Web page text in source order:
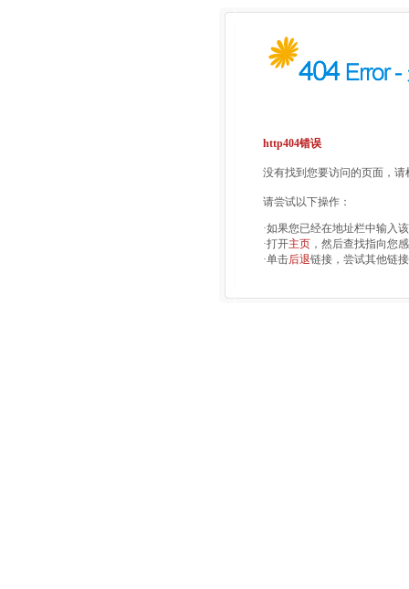
http404错误
没有找到您要访问的页面，
请尝试以下操作：
·如果您已经在地址栏中输入
·打开主页 ，然后查找指向您
·单击后退链接，尝试其他链